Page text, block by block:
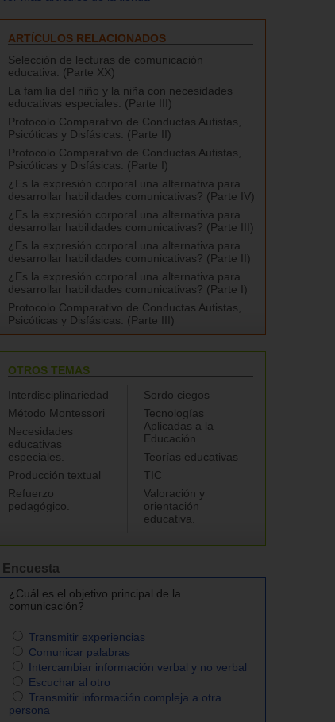
ARTÍCULOS RELACIONADOS
Selección de lecturas de comunicación
educativa. (Parte XX)
La familia del niño y la niña con necesidades
educativas especiales. (Parte III)
Protocolo Comparativo de Conductas Autistas,
Psicóticas y Disfásicas. (Parte II)
Protocolo Comparativo de Conductas Autistas,
Psicóticas y Disfásicas. (Parte I)
¿Es la expresión corporal una alternativa para
desarrollar habilidades comunicativas? (Parte IV)
¿Es la expresión corporal una alternativa para
desarrollar habilidades comunicativas? (Parte III)
¿Es la expresión corporal una alternativa para
desarrollar habilidades comunicativas? (Parte II)
¿Es la expresión corporal una alternativa para
desarrollar habilidades comunicativas? (Parte I)
Protocolo Comparativo de Conductas Autistas,
Psicóticas y Disfásicas. (Parte III)
OTROS TEMAS
Interdisciplinariedad
Método Montessori
Necesidades
educativas
especiales.
Producción textual
Refuerzo
pedagógico.
Sordo ciegos
Tecnologías
Aplicadas a la
Educación
Teorías educativas
TIC
Valoración y
orientación
educativa.
Encuesta
¿Cuál es el objetivo principal de la
comunicación?
Transmitir experiencias
Comunicar palabras
Intercambiar información verbal y no verbal
Escuchar al otro
Transmitir información compleja a otra
persona